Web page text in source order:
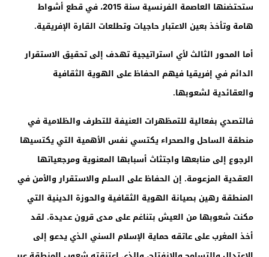
ستحتضنها العاصمة الفرنسية سنة 2015، في قطع أشواط
هامة وتأخذ بعين الاعتبار حاجيات وتطلعات القارة الإفريقية.
أما المحور الثالث لأي استراتيجية تهدف إلى تحقيق الاستقرار
الدائم في إفريقيا فيهم الحفاظ على الهوية الثقافية
والعقائدية لشعوبها.
فالتصدي بفعالية للتمظهرات العنيفة للتطرف والظلامية في
منطقة الساحل والصحراء يكتسي نفس الأهمية التي يكتسيها
الرجوع إلى منابعها واجتثاث أسبابها المعنوية ومرجعياتها
العقدية المزعومة. إن الحفاظ على السلم والاستقرار والأمن في
المنطقة رهين بصيانة الهوية الثقافية والحوزة الدينية التي
مكنت شعوبها من العيش بتناغم على مدى قرون عديدة. لقد
أخذ المغرب على عاتقه حماية الإسلام السني الذي يدعو إلى